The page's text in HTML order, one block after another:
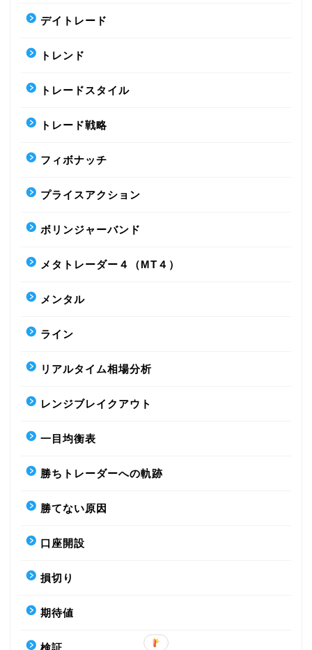
デイトレード
トレンド
トレードスタイル
トレード戦略
フィボナッチ
プライスアクション
ボリンジャーバンド
メタトレーダー４（MT４）
メンタル
ライン
リアルタイム相場分析
レンジブレイクアウト
一目均衡表
勝ちトレーダーへの軌跡
勝てない原因
口座開設
損切り
期待値